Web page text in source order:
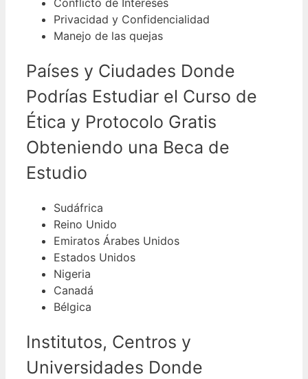
Privacidad y Confidencialidad
Manejo de las quejas
Países y Ciudades Donde
Podrías Estudiar el Curso de
Ética y Protocolo Gratis
Obteniendo una Beca de
Estudio
Sudáfrica
Reino Unido
Emiratos Árabes Unidos
Estados Unidos
Nigeria
Canadá
Bélgica
Institutos, Centros y
Universidades Donde